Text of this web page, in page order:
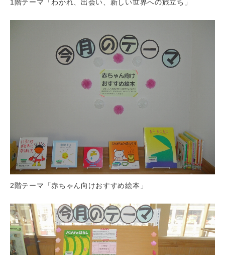
1階テーマ「わかれ、出会い、新しい世界への旅立ち」
2階テーマ「赤ちゃん向けおすすめ絵本」